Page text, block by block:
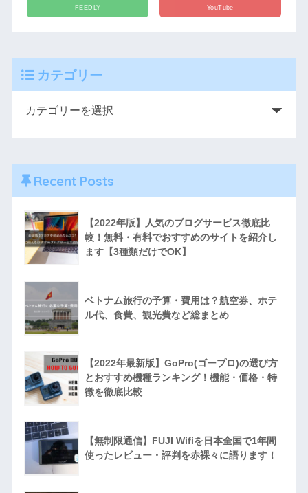
FEEDLY YouTube
カテゴリー
Recent Posts
【2022年版】人気のブログサービス徹底比
較！無料・有料でおすすめのサイトを紹介し
ます【3種類だけでOK】
ベトナム旅行の予算・費用は？航空券、ホテ
ル代、食費、観光費など総まとめ
【2022年最新版】GoPro(ゴープロ)の選び方
とおすすめ機種ランキング！機能・価格・特
徴を徹底比較
【無制限通信】FUJI Wifiを日本全国で1年間
使ったレビュー・評判を赤裸々に語ります！